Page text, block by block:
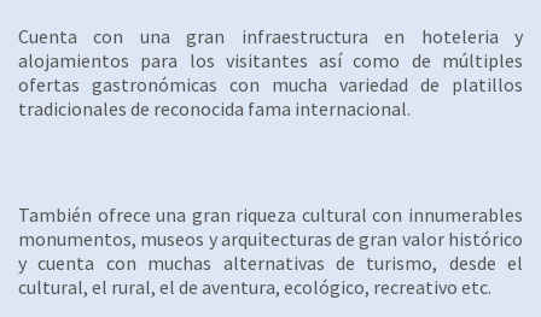
Cuenta con una gran infraestructura en hoteleria y
alojamientos para los visitantes así como de múltiples
ofertas gastronómicas con mucha variedad de platillos
tradicionales de reconocida fama internacional.
También ofrece una gran riqueza cultural con innumerables
monumentos, museos y arquitecturas de gran valor histórico
y cuenta con muchas alternativas de turismo, desde el
cultural, el rural, el de aventura, ecológico, recreativo etc.